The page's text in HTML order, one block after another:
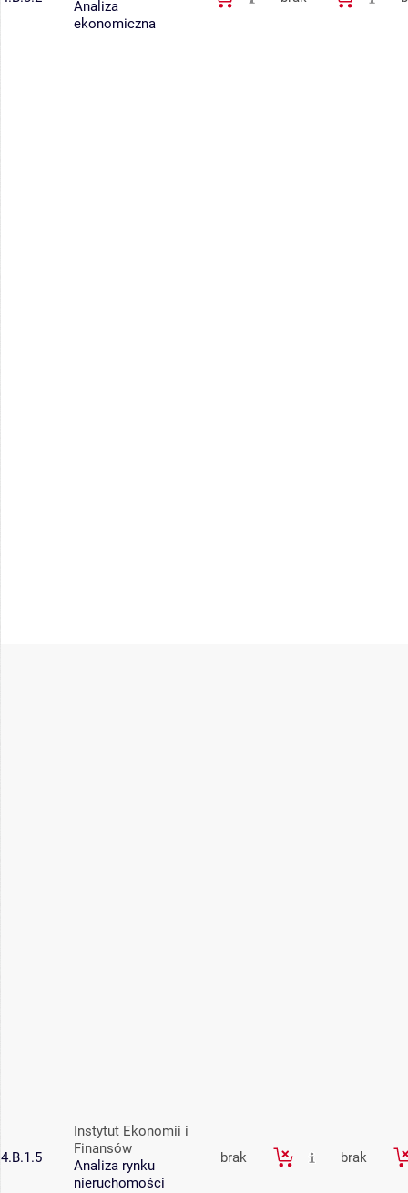
Analiza
ekonomiczna
4.B.1.5
Instytut Ekonomii i
Finansów
Analiza rynku
nieruchomości
brak brak